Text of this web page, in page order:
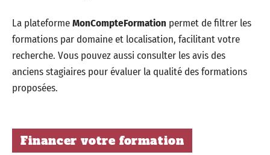
La plateformeMonCompteFormation permet de filtrer les
formations par domaine et localisation, facilitant votre
recherche. Vous pouvez aussi consulter les avis des
anciens stagiaires pour évaluer la qualité des formations
proposées.
Financer votre formation